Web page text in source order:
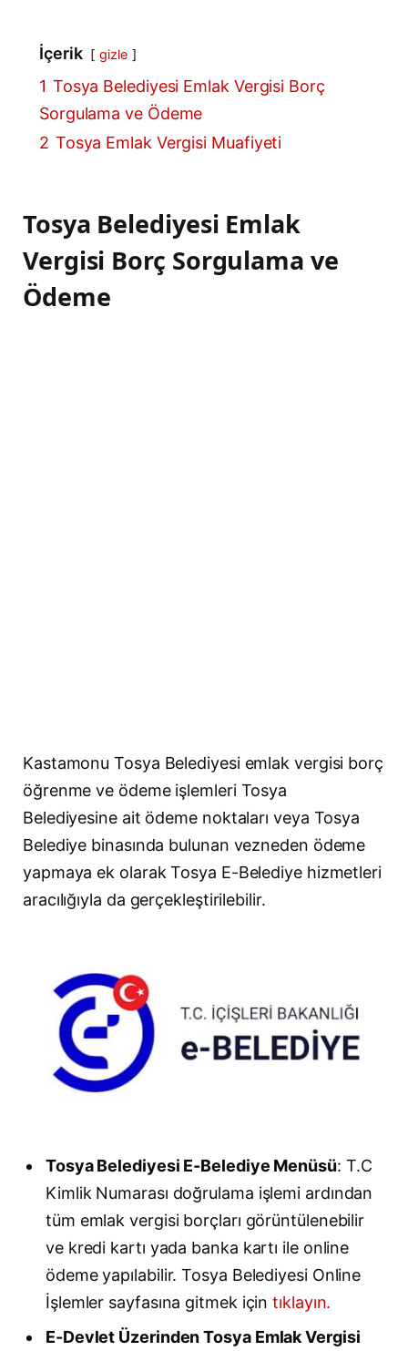
İçerik gizle
1 Tosya Belediyesi Emlak Vergisi Borç
Sorgulama ve Ödeme
2 Tosya Emlak Vergisi Muafiyeti
Tosya Belediyesi Emlak
Vergisi Borç Sorgulama ve
Ödeme
Kastamonu Tosya Belediyesi emlak vergisi borç
öğrenme ve ödeme işlemleri Tosya
Belediyesine ait ödeme noktaları veya Tosya
Belediye binasında bulunan vezneden ödeme
yapmaya ek olarak Tosya E-Belediye hizmetleri
aracılığıyla da gerçekleştirilebilir.
Tosya Belediyesi E-Belediye Menüsü: T.C
Kimlik Numarası doğrulama işlemi ardından
tüm emlak vergisi borçları görüntülenebilir
ve kredi kartı yada banka kartı ile online
ödeme yapılabilir. Tosya Belediyesi Online
İşlemler sayfasına gitmek içintıklayın.
E-Devlet Üzerinden Tosya Emlak Vergisi